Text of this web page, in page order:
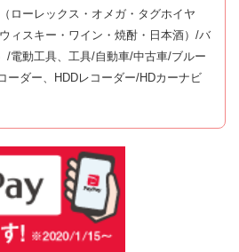
ローレックス・オメガ・タグホイヤ
ィスキー・ワイン・焼酎・日本酒）/バ
/電動工具、工具/自動車/中古車/ブルー
ーダー、HDDレコーダー/HDカーナビ